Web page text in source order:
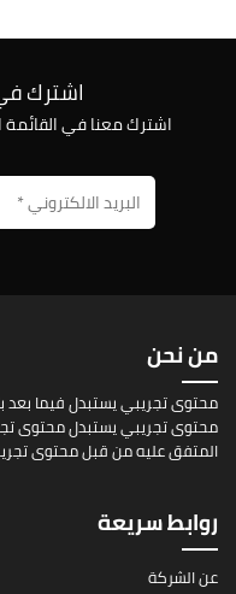
اشترك
اشترك معنا في القائمة
من نحن
محتوى تجريبي يستبدل فيما
محتوى تجريبي يستبدل محتوى
المتفق عليه من قبل محتوى
روابط سريعة
عن الشركة